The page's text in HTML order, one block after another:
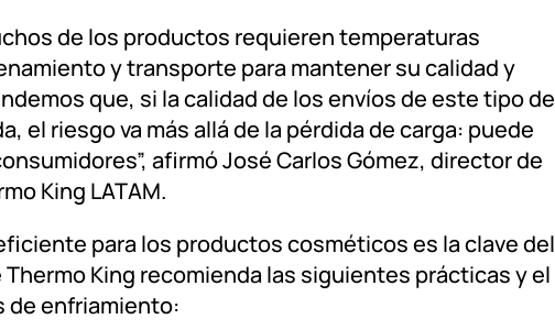
de los productos requieren temperaturas
y transporte para mantener su calidad y
que, si la calidad de los envíos de este tipo de
el riesgo va más allá de la pérdida de carga: puede
afirmó José Carlos Gómez, director de
King LATAM.
para los productos cosméticos es la clave del
King recomienda las siguientes prácticas y el
de enfriamiento: